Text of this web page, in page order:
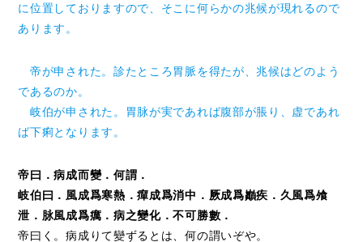
に位置しておりますので、そこに何らかの兆候が現れるので
あります。
帝が申された。診たところ胃脈を得たが、兆候はどのよう
であるのか。
岐伯が申された。胃脉が実であれば腹部が脹り、虚であれ
ば下痢となります。
帝曰．病成而變．何謂．
岐伯曰．風成爲寒熱．癉成爲消中．厥成爲巓疾．久風爲飧
泄．脉風成爲癘．病之變化．不可勝數．
帝曰く。病成りて變ずるとは、何の謂いぞや。